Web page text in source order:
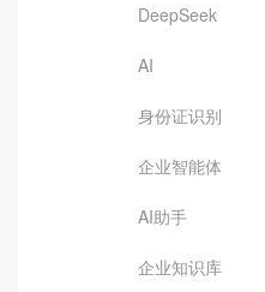
DeepSeek
AI
身份证识别
企业智能体
AI助手
企业知识库